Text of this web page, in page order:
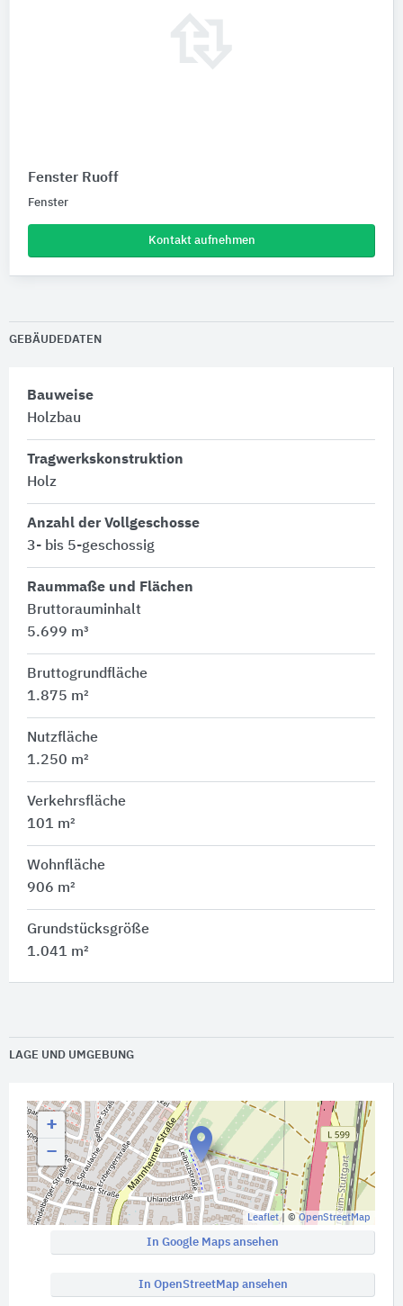
Fenster Ruoff
Fenster
Kontakt aufnehmen
GEBÄUDEDATEN
Bauweise
Holzbau
Tragwerkskonstruktion
Holz
Anzahl der Vollgeschosse
3- bis 5-geschossig
Raummaße und Flächen
Bruttorauminhalt
5.699 m³
Bruttogrundfläche
1.875 m²
Nutzfläche
1.250 m²
Verkehrsfläche
101 m²
Wohnfläche
906 m²
Grundstücksgröße
1.041 m²
LAGE UND UMGEBUNG
+
−
Leaflet| ©OpenStreetMap
In Google Maps ansehen
In OpenStreetMap ansehen